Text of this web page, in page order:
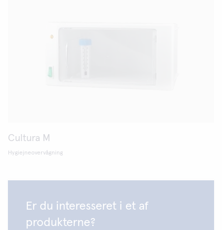
Cultura M
Hygiejneovervågning
Er du interesseret i et af
produkterne?